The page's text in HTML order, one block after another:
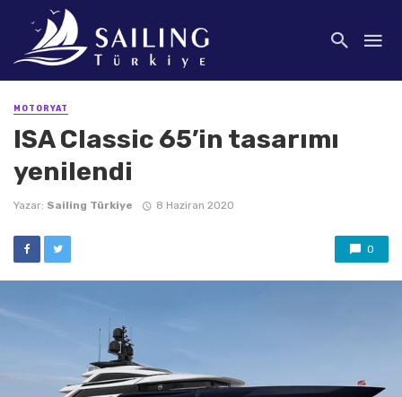
MOTORYAT
ISA Classic 65’in tasarımı
yenilendi
Yazar: Sailing Türkiye 8 Haziran 2020
0